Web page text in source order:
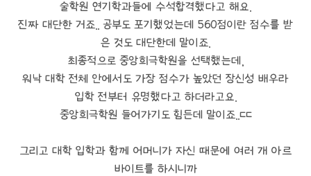
술학원 연기학과들에 수석합격했다고 해요.
진짜 대단한 거죠.. 공부도 포기했었는데 560점이란 점수를 받
은 것도 대단한데 말이죠.
최종적으로 중앙희극학원을 선택했는데,
워낙 대학 전체 안에서도 가장 점수가 높았던 장신성 배우라
입학 전부터 유명했다고 하더라고요.
중앙희극학원 들어가기도 힘든데 말이죠..ㄷㄷ
그리고 대학 입학과 함께 어머니가 자신 때문에 여러 개 아르
바이트를 하시니까